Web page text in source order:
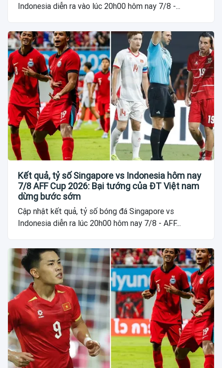
Indonesia diễn ra vào lúc 20h00 hôm nay 7/8 -...
Kết quả, tỷ số Singapore vs Indonesia hôm nay
7/8 AFF Cup 2026: Bại tướng của ĐT Việt nam
dừng bước sớm
Cập nhật kết quả, tỷ số bóng đá Singapore vs
Indonesia diễn ra lúc 20h00 hôm nay 7/8 - AFF...